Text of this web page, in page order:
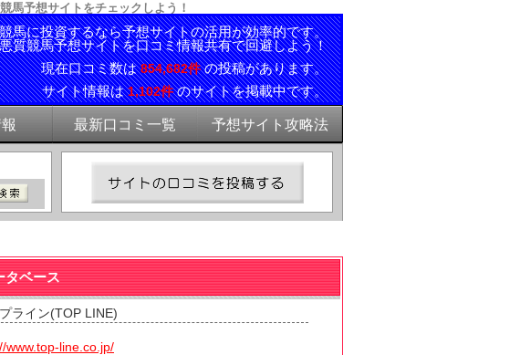
馬予想サイトをチェックしよう！
競馬に投資するなら予想サイトの活用が効率的です。
悪質競馬予想サイトを口コミ情報共有で回避しよう！
現在口コミ数は854,682件の投稿があります。
サイト情報は1,102件のサイトを掲載中です。
最新口コミ一覧 予想サイト攻略法
タベース
プライン(TOP LINE)
www.top-line.co.jp/